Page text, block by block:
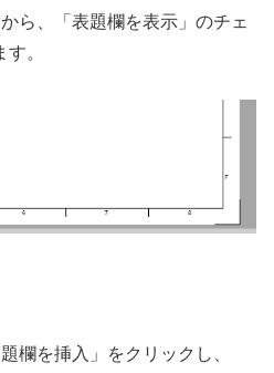
ら、「表題欄を表示」のチェ
。
欄を挿入」をクリックし、